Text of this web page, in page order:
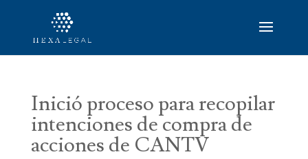
Inició proceso para recopilar
intenciones de compra de
acciones de CANTV